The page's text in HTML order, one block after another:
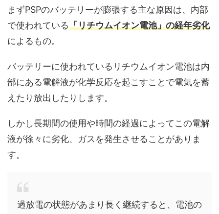
まずPSPのバッテリーが膨張する主な原因は、内部
で使われている「リチウムイオン電池」の経年劣化
によるもの。
バッテリーに使われているリチウムイオン電池は内
部にある電解液が化学反応を起こすことで電気を蓄
えたり放出したりします。
しかし長期間の使用や時間の経過によってこの電解
液が徐々に劣化、ガスを発生させることがありま
す。
過放電の状態があまり長く継続すると、電池の